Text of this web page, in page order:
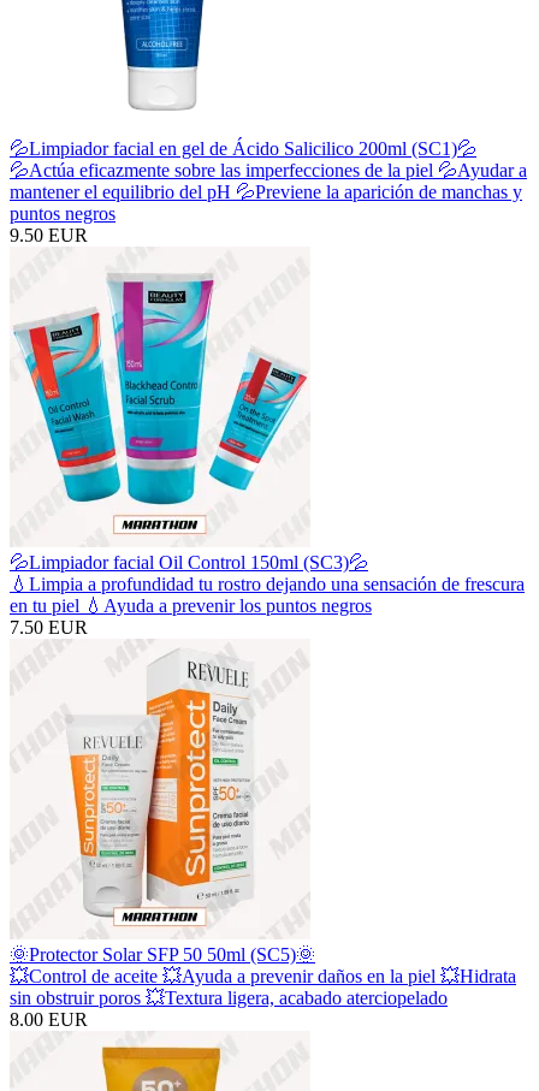
💦Limpiador facial en gel de Ácido Salicilico 200ml (SC1)💦
💦Actúa eficazmente sobre las imperfecciones de la piel 💦Ayudar a
mantener el equilibrio del pH 💦Previene la aparición de manchas y
puntos negros
9.50 EUR
💦Limpiador facial Oil Control 150ml (SC3)💦
💧Limpia a profundidad tu rostro dejando una sensación de frescura
en tu piel 💧Ayuda a prevenir los puntos negros
7.50 EUR
🌞Protector Solar SFP 50 50ml (SC5)🌞
💥Control de aceite 💥Ayuda a prevenir daños en la piel 💥Hidrata
sin obstruir poros 💥Textura ligera, acabado aterciopelado
8.00 EUR